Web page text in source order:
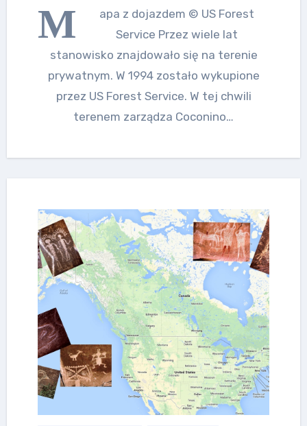
M
apa z dojazdem © US Forest
Service Przez wiele lat
stanowisko znajdowało się na terenie
prywatnym. W 1994 zostało wykupione
przez US Forest Service. W tej chwili
terenem zarządza Coconino…